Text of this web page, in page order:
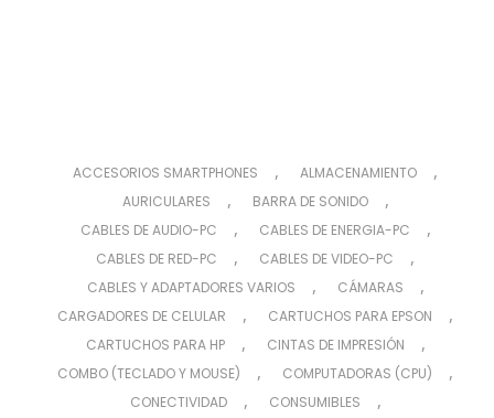
ACCESORIOS SMARTPHONES , ALMACENAMIENTO ,
AURICULARES , BARRA DE SONIDO ,
CABLES DE AUDIO-PC , CABLES DE ENERGIA-PC ,
CABLES DE RED-PC , CABLES DE VIDEO-PC ,
CABLES Y ADAPTADORES VARIOS , CÁMARAS ,
CARGADORES DE CELULAR , CARTUCHOS PARA EPSON ,
CARTUCHOS PARA HP , CINTAS DE IMPRESIÓN ,
COMBO (TECLADO Y MOUSE) , COMPUTADORAS (CPU) ,
CONECTIVIDAD , CONSUMIBLES ,